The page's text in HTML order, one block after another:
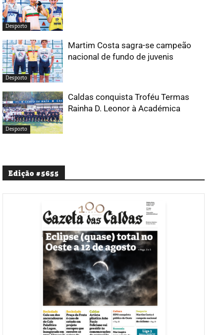
Desporto
Desporto
Martim Costa sagra-se campeão
nacional de fundo de juvenis
Desporto
Caldas conquista Troféu Termas
Rainha D. Leonor à Académica
Edição #5655